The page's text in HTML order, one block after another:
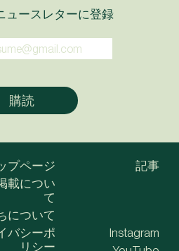
ュースレターに登録
プページ
載につい
て
について
記事
バシーポ
リシー
Instagram